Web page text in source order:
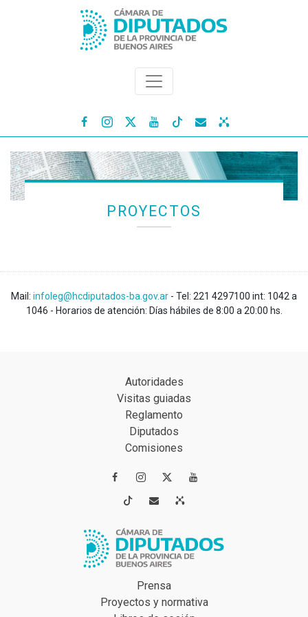
   
PROYECTOS
Mail: infoleg@hcdiputados-ba.gov.ar - Tel: 221 4297100 int: 1042 a
1046 - Horarios de atención: Días hábiles de 8:00 a 20:00 hs.
Autoridades
Visitas guiadas
Reglamento
Diputados
Comisiones
 
 
Prensa
Proyectos y normativa